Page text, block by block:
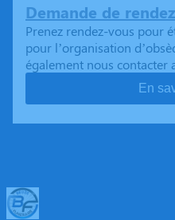
Demande de
Prenez rendez-vous pour
pour l’organisation
également nous contacter
En